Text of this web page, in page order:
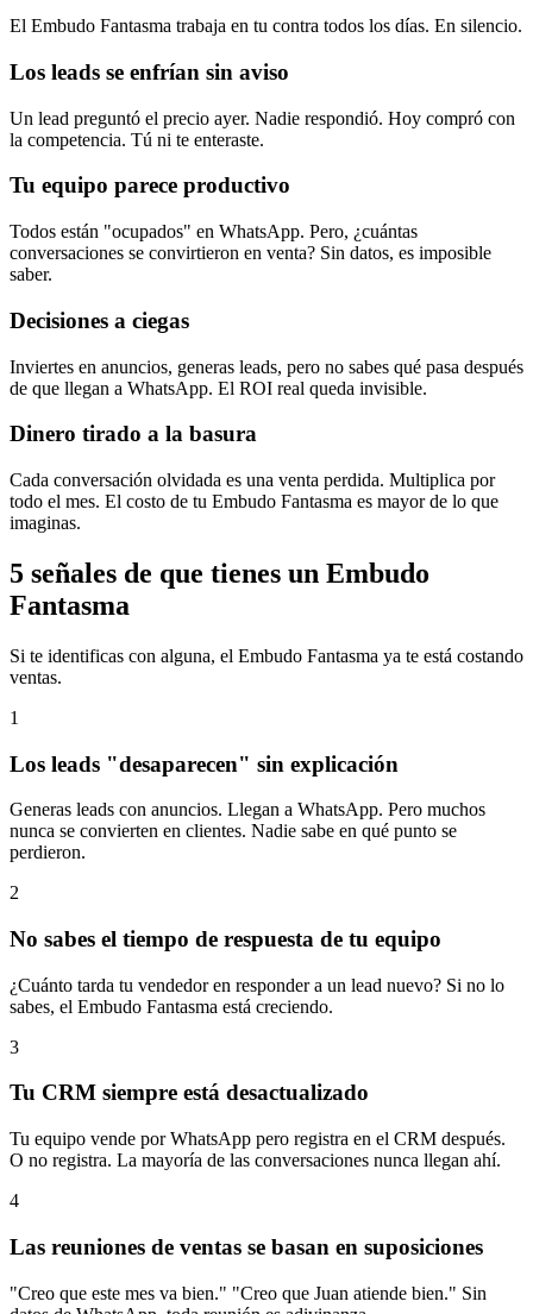
El Embudo Fantasma trabaja en tu contra todos los días. En silencio.
Los leads se enfrían sin aviso
Un lead preguntó el precio ayer. Nadie respondió. Hoy compró con
la competencia. Tú ni te enteraste.
Tu equipo parece productivo
Todos están "ocupados" en WhatsApp. Pero, ¿cuántas
conversaciones se convirtieron en venta? Sin datos, es imposible
saber.
Decisiones a ciegas
Inviertes en anuncios, generas leads, pero no sabes qué pasa después
de que llegan a WhatsApp. El ROI real queda invisible.
Dinero tirado a la basura
Cada conversación olvidada es una venta perdida. Multiplica por
todo el mes. El costo de tu Embudo Fantasma es mayor de lo que
imaginas.
5 señales de que tienes un Embudo
Fantasma
Si te identificas con alguna, el Embudo Fantasma ya te está costando
ventas.
1
Los leads "desaparecen" sin explicación
Generas leads con anuncios. Llegan a WhatsApp. Pero muchos
nunca se convierten en clientes. Nadie sabe en qué punto se
perdieron.
2
No sabes el tiempo de respuesta de tu equipo
¿Cuánto tarda tu vendedor en responder a un lead nuevo? Si no lo
sabes, el Embudo Fantasma está creciendo.
3
Tu CRM siempre está desactualizado
Tu equipo vende por WhatsApp pero registra en el CRM después.
O no registra. La mayoría de las conversaciones nunca llegan ahí.
4
Las reuniones de ventas se basan en suposiciones
"Creo que este mes va bien." "Creo que Juan atiende bien." Sin